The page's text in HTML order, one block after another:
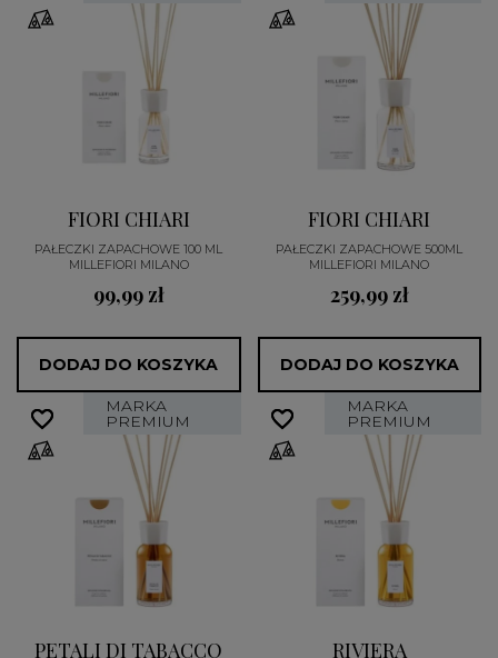
FIORI CHIARI
PAŁECZKI ZAPACHOWE 100 ML
MILLEFIORI MILANO
99,99 zł
DODAJ DO KOSZYKA
FIORI CHIARI
PAŁECZKI ZAPACHOWE 500ML
MILLEFIORI MILANO
259,99 zł
DODAJ DO KOSZYKA
MARKA
PREMIUM
PETALI DI TABACCO
favorite_border
favorite_border MARKA
PREMIUM
RIVIERA
favorite_border
favorite_border